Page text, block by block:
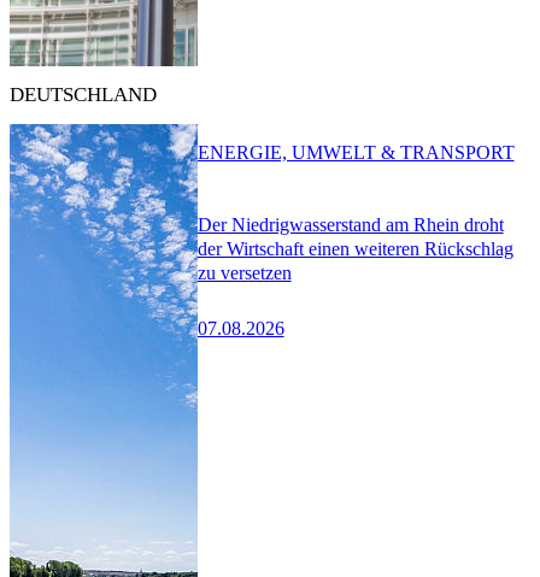
DEUTSCHLAND
Der Niedrigwasserstand am Rhein droht
der Wirtschaft einen weiteren Rückschlag
zu versetzen
07.08.2026
ENERGIE, UMWELT & TRANSPORT